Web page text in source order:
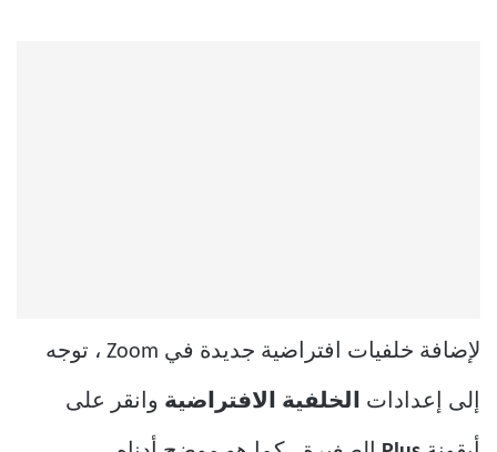
لإضافة خلفيات افتراضية جديدة في Zoom ، توجه
إلى إعدادات الخلفية الافتراضية وانقر على